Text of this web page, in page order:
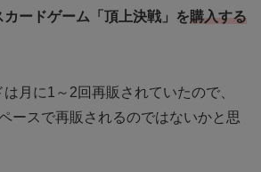
カードゲーム「頂上決戦」を購入する
月に1～2回再販されていたので、
ースで再販されるのではないかと思